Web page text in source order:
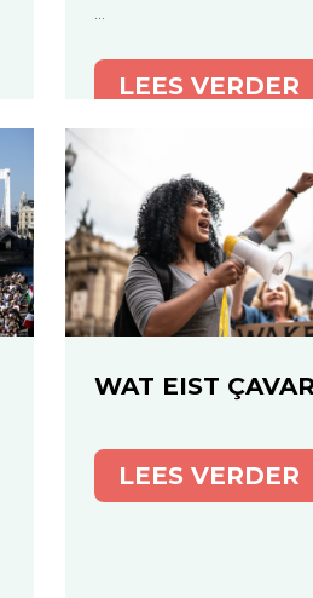
...
LEES VERDER
WAT EIST
LEES VERDER